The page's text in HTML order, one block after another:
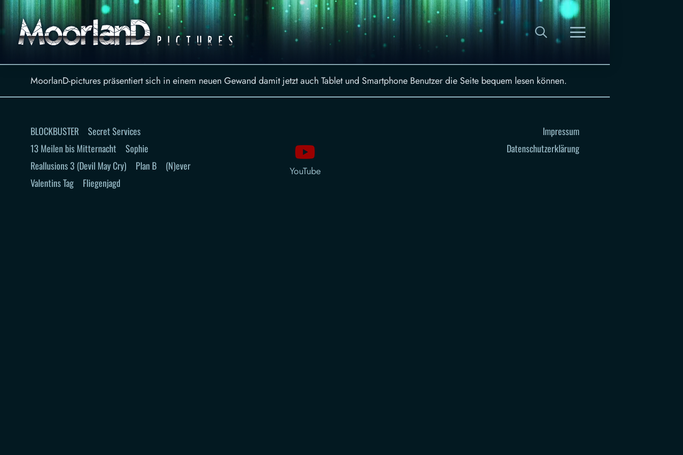
MoorlanD-pictures präsentiert sich in einem neuen Gewand damit jetzt auch Tablet und Smartphone Benutzer die Seite bequem lesen können.
BLOCKBUSTER
Secret Services
13 Meilen bis Mitternacht
Sophie
Reallusions 3 (Devil May Cry)
Plan B
(N)ever
Valentins Tag
Fliegenjagd
YouTube
Impressum
Datenschutzerklärung